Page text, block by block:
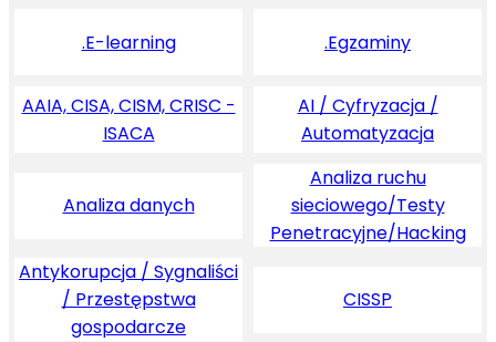
.E-learning .Egzaminy
AAIA, CISA, CISM, CRISC -
ISACA
AI / Cyfryzacja /
Automatyzacja
Analiza danych
Analiza ruchu
sieciowego/Testy
Penetracyjne/Hacking
Antykorupcja / Sygnaliści
/ Przestępstwa
gospodarcze
CISSP